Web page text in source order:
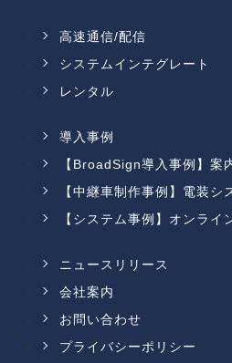
高速通信/配信
システムインテグレート
レンタル
導入事例
【BroadSign導入事例】案
【中継車制作事例】電装
【システム事例】オンライ
ニュースリリース
会社案内
お問い合わせ
プライバシーポリシー